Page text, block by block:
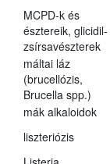
MCPD-k és
észtereik, glicidil-
zsírsavészterek
máltai láz
(brucellózis,
Brucella spp.)
mák alkaloidok
liszteriózis